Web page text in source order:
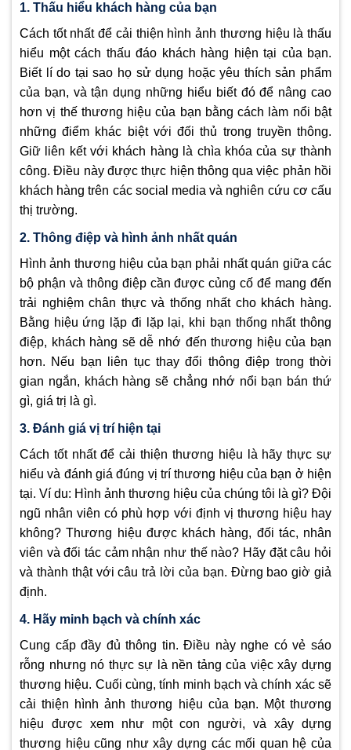
1. Thấu hiểu khách hàng của bạn
Cách tốt nhất để cải thiện hình ảnh thương hiệu là thấu
hiểu một cách thấu đáo khách hàng hiện tại của bạn.
Biết lí do tại sao họ sử dụng hoặc yêu thích sản phẩm
của bạn, và tận dụng những hiểu biết đó để nâng cao
hơn vị thế thương hiệu của bạn bằng cách làm nổi bật
những điểm khác biệt với đối thủ trong truyền thông.
Giữ liên kết với khách hàng là chìa khóa của sự thành
công. Điều này được thực hiện thông qua việc phản hồi
khách hàng trên các social media và nghiên cứu cơ cấu
thị trường.
2. Thông điệp và hình ảnh nhất quán
Hình ảnh thương hiệu của bạn phải nhất quán giữa các
bộ phận và thông điệp cần được củng cố để mang đến
trải nghiệm chân thực và thống nhất cho khách hàng.
Bằng hiệu ứng lặp đi lặp lại, khi bạn thống nhất thông
điệp, khách hàng sẽ dễ nhớ đến thương hiệu của bạn
hơn. Nếu bạn liên tục thay đổi thông điệp trong thời
gian ngắn, khách hàng sẽ chẳng nhớ nổi bạn bán thứ
gì, giá trị là gì.
3. Đánh giá vị trí hiện tại
Cách tốt nhất để cải thiện thương hiệu là hãy thực sự
hiểu và đánh giá đúng vị trí thương hiệu của bạn ở hiện
tại. Ví du: Hình ảnh thương hiệu của chúng tôi là gì? Đội
ngũ nhân viên có phù hợp với định vị thương hiệu hay
không? Thương hiệu được khách hàng, đối tác, nhân
viên và đối tác cảm nhận như thế nào? Hãy đặt câu hỏi
và thành thật với câu trả lời của bạn. Đừng bao giờ giả
định.
4. Hãy minh bạch và chính xác
Cung cấp đầy đủ thông tin. Điều này nghe có vẻ sáo
rỗng nhưng nó thực sự là nền tảng của việc xây dựng
thương hiệu. Cuối cùng, tính minh bạch và chính xác sẽ
cải thiện hình ảnh thương hiệu của bạn. Một thương
hiệu được xem như một con người, và xây dựng
thương hiệu cũng như xây dựng các mối quan hệ của